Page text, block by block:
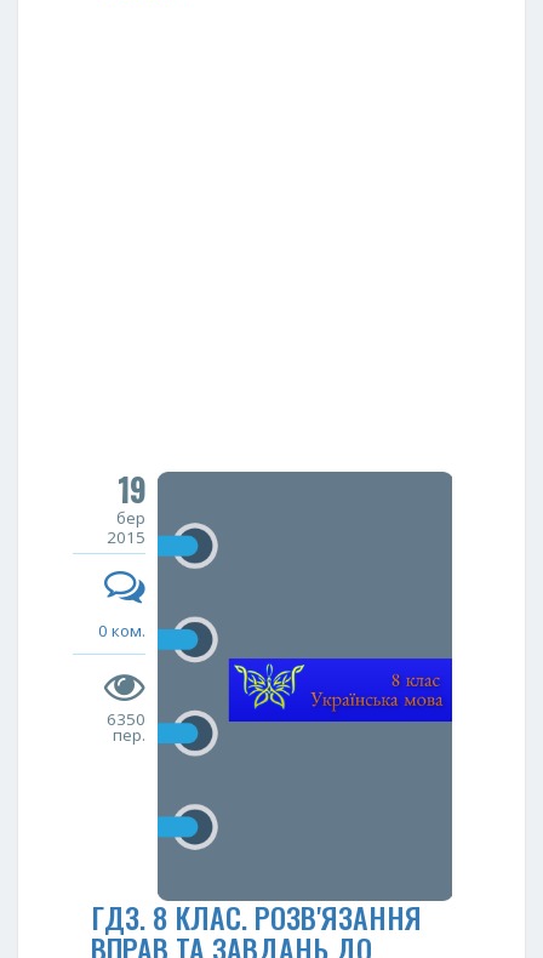
19
бер
2015
0 ком.
6350
пер.
ГДЗ. 8 КЛАС. РОЗВ'ЯЗАННЯ
ВПРАВ ТА ЗАВДАНЬ ДО